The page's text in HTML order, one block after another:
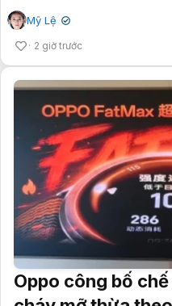
Mỹ Lệ ✔
2 giờ trước
Oppo công bố